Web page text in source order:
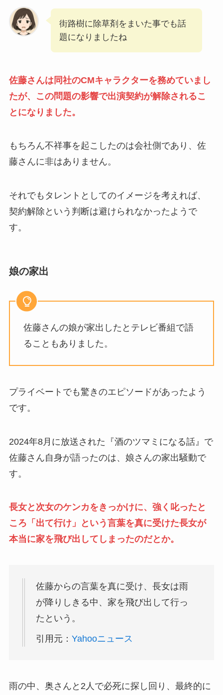
街路樹に除草剤をまいた事でも話
題になりましたね
佐藤さんは同社のCMキャラクターを務めていまし
たが、この問題の影響で出演契約が解除されるこ
とになりました。
もちろん不祥事を起こしたのは会社側であり、佐
藤さんに非はありません。
それでもタレントとしてのイメージを考えれば、
契約解除という判断は避けられなかったようで
す。
娘の家出
佐藤さんの娘が家出したとテレビ番組で語
ることもありました。
プライベートでも驚きのエピソードがあったよう
です。
2024年8月に放送された『酒のツマミになる話』で
佐藤さん自身が語ったのは、娘さんの家出騒動で
す。
長女と次女のケンカをきっかけに、強く叱ったと
ころ「出て行け」という言葉を真に受けた長女が
本当に家を飛び出してしまったのだとか。
佐藤からの言葉を真に受け、長女は雨
が降りしきる中、家を飛び出して行っ
たという。
引用元： Yahooニュース
雨の中、奥さんと2人で必死に探し回り、最終的に